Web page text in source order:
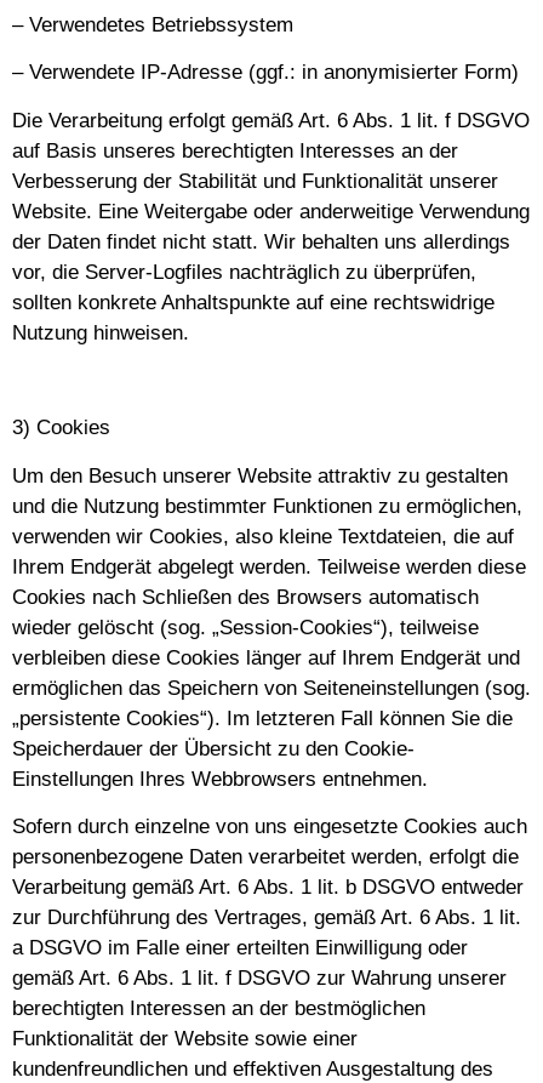
– Verwendetes Betriebssystem
– Verwendete IP-Adresse (ggf.: in anonymisierter Form)
Die Verarbeitung erfolgt gemäß Art. 6 Abs. 1 lit. f DSGVO
auf Basis unseres berechtigten Interesses an der
Verbesserung der Stabilität und Funktionalität unserer
Website. Eine Weitergabe oder anderweitige Verwendung
der Daten findet nicht statt. Wir behalten uns allerdings
vor, die Server-Logfiles nachträglich zu überprüfen,
sollten konkrete Anhaltspunkte auf eine rechtswidrige
Nutzung hinweisen.
3) Cookies
Um den Besuch unserer Website attraktiv zu gestalten
und die Nutzung bestimmter Funktionen zu ermöglichen,
verwenden wir Cookies, also kleine Textdateien, die auf
Ihrem Endgerät abgelegt werden. Teilweise werden diese
Cookies nach Schließen des Browsers automatisch
wieder gelöscht (sog. „Session-Cookies“), teilweise
verbleiben diese Cookies länger auf Ihrem Endgerät und
ermöglichen das Speichern von Seiteneinstellungen (sog.
„persistente Cookies“). Im letzteren Fall können Sie die
Speicherdauer der Übersicht zu den Cookie-
Einstellungen Ihres Webbrowsers entnehmen.
Sofern durch einzelne von uns eingesetzte Cookies auch
personenbezogene Daten verarbeitet werden, erfolgt die
Verarbeitung gemäß Art. 6 Abs. 1 lit. b DSGVO entweder
zur Durchführung des Vertrages, gemäß Art. 6 Abs. 1 lit.
a DSGVO im Falle einer erteilten Einwilligung oder
gemäß Art. 6 Abs. 1 lit. f DSGVO zur Wahrung unserer
berechtigten Interessen an der bestmöglichen
Funktionalität der Website sowie einer
kundenfreundlichen und effektiven Ausgestaltung des